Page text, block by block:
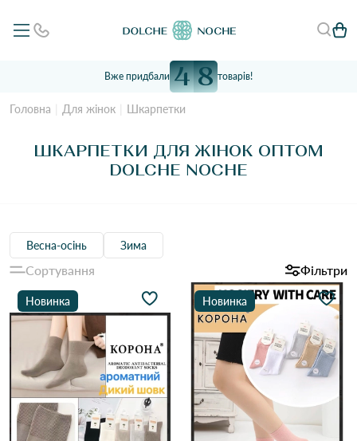
Вже придбали 4 8 товарів!
Головна Для жінок Шкарпетки
ШКАРПЕТКИ ДЛЯ ЖІНОК ОПТОМ
DOLCHE NOCHE
Весна-осінь Зима
Сортування Фільтри
Новинка Новинка